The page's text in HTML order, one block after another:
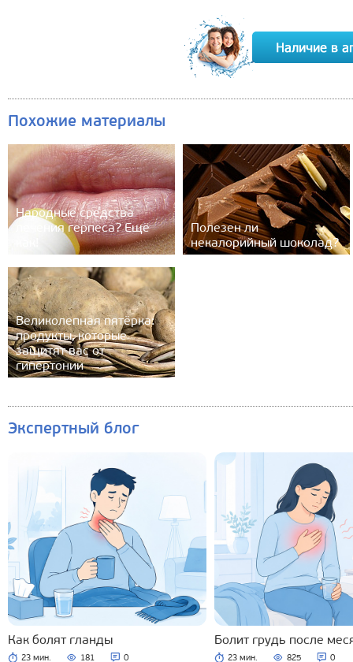
Похожие материалы
Народные средства
лечения герпеса? Ещё
Полезен ли
некалорийный шоколад?
Великолепная пятёрка:
продукты, которые
защитят вас от
гипертонии
Экспертный блог
Как болят гланды
23 мин. 181 0
Болит грудь после
23 мин. 825 0